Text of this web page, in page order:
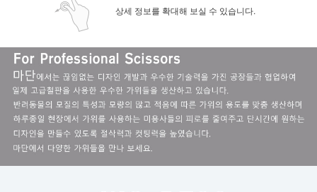
상세 정보를 확대해 보실 수 있습니다.